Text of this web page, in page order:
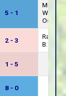
5 - 1
William
2 - 3
Ratto,
B.
1 - 5
8 - 0